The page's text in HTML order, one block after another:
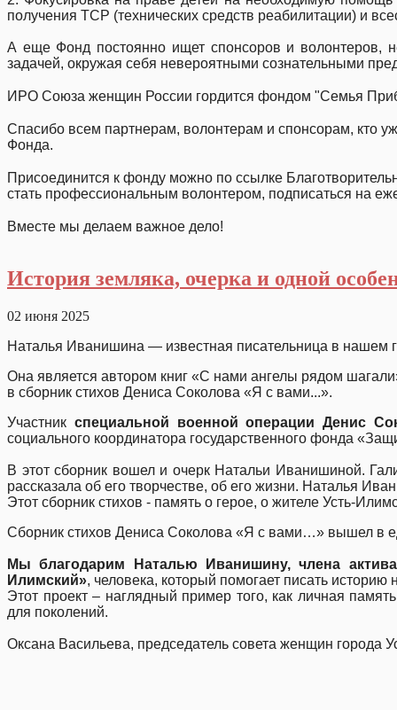
получения ТСР (технических средств реабилитации) и
А еще Фонд постоянно ищет спонсоров и
задачей, окружая себя невероятными сознательными
ИРО Союза женщин России гордится фондом "Семья
Спасибо всем партнерам, волонтерам и спонсорам, кто
Фонда.
Присоединится к фонду можно по ссылке
стать профессиональным волонтером, подписаться на
Вместе мы делаем важное дело!
История земляка, очерка и одной
02 июня 2025
Наталья Иванишина — известная писательница в нашем
Она является автором книг «С нами ангелы рядом
в сборник стихов Дениса Соколова «Я с вами...».
Участник специальной военной операции Денис
социального координатора государственного
В этот сборник вошел и очерк Натальи Иванишиной.
рассказала об его творчестве, об его жизни. Наталья
Этот сборник стихов - память о герое, о жителе Усть-
Сборник стихов Дениса Соколова «Я с вами…» вышел в
Мы благодарим Наталью Иванишину, члена
Илимский», человека, который помогает писать
Этот проект – наглядный пример того, как личная
для поколений.
Оксана Васильева, председатель совета женщин